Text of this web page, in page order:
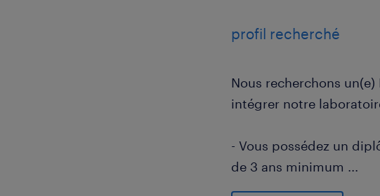
profil recherché
Nous recherchons
intégrer notre
- Vous possédez un
de 3 ans minimum ...
- Vous maîtrisez les